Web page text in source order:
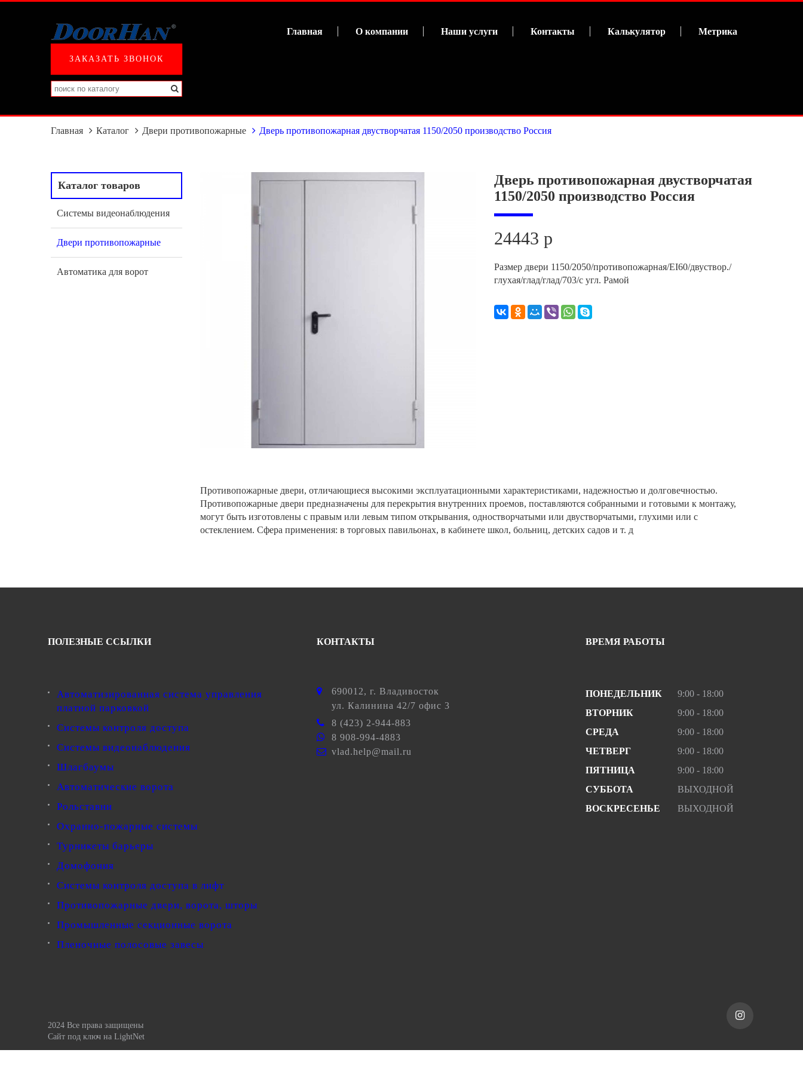
Главная О компании Наши услуги Контакты Калькулятор Метрика
ЗАКАЗАТЬ ЗВОНОК
Главная Каталог Двери противопожарные Дверь противопожарная двустворчатая 1150/2050 производство Россия
Каталог товаров
Системы видеонаблюдения
Двери противопожарные
Автоматика для ворот
Дверь противопожарная двустворчатая
1150/2050 производство Россия
24443 р
Размер двери 1150/2050/противопожарная/EI60/двуствор./
глухая/глад/глад/703­/с угл. Рамой
Противопожарные двери, отличающиеся высокими эксплуатационными характеристиками, надежностью и долговечностью.
Противопожарные двери предназначены для перекрытия внутренних проемов, поставляются собранными и готовыми к монтажу,
могут быть изготовлены с правым или левым типом открывания, одностворчатыми или двустворчатыми, глухими или с
остеклением. Сфера применения: в торговых павильонах, в кабинете школ, больниц, детских садов и т. д
ПОЛЕЗНЫЕ ССЫЛКИ
Автоматизированная система управления
платной парковкой
Системы контроля доступа
Системы видеонаблюдения
Шлагбаумы
Автоматические ворота
Рольставни
Охранно-пожарные системы
Турникеты барьеры
Домофония
Системы контроля доступа в лифт
Противопожарные двери, ворота, шторы
Промышленные секционные ворота
Пленочные полосовые завесы
КОНТАКТЫ
690012, г. Владивосток
ул. Калинина 42/7 офис 3
8 (423) 2-944-883
8 908-994-4883
vlad.help@mail.ru
ВРЕМЯ РАБОТЫ
ПОНЕДЕЛЬНИК
9:00 - 18:00
ВТОРНИК
9:00 - 18:00
СРЕДА
9:00 - 18:00
ЧЕТВЕРГ
9:00 - 18:00
ПЯТНИЦА
9:00 - 18:00
СУББОТА
ВЫХОДНОЙ
ВОСКРЕСЕНЬЕ
ВЫХОДНОЙ
2024 Все права защищены
Сайт под ключ на LightNet